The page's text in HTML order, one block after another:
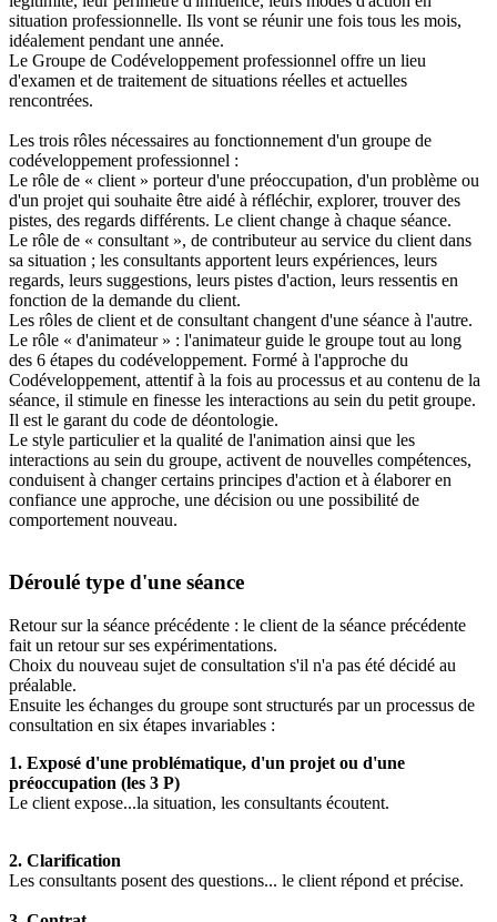
situation professionnelle. Ils vont se réunir une fois tous les mois,
idéalement pendant une année.
Le Groupe de Codéveloppement professionnel offre un lieu
d'examen et de traitement de situations réelles et actuelles
rencontrées.
Les trois rôles nécessaires au fonctionnement d'un groupe de
codéveloppement professionnel :
Le rôle de « client » porteur d'une préoccupation, d'un problème ou
d'un projet qui souhaite être aidé à réfléchir, explorer, trouver des
pistes, des regards différents. Le client change à chaque séance.
Le rôle de « consultant », de contributeur au service du client dans
sa situation ; les consultants apportent leurs expériences, leurs
regards, leurs suggestions, leurs pistes d'action, leurs ressentis en
fonction de la demande du client.
Les rôles de client et de consultant changent d'une séance à l'autre.
Le rôle « d'animateur » : l'animateur guide le groupe tout au long
des 6 étapes du codéveloppement. Formé à l'approche du
Codéveloppement, attentif à la fois au processus et au contenu de la
séance, il stimule en finesse les interactions au sein du petit groupe.
Il est le garant du code de déontologie.
Le style particulier et la qualité de l'animation ainsi que les
interactions au sein du groupe, activent de nouvelles compétences,
conduisent à changer certains principes d'action et à élaborer en
confiance une approche, une décision ou une possibilité de
comportement nouveau.
Déroulé type d'une séance
Retour sur la séance précédente : le client de la séance précédente
fait un retour sur ses expérimentations.
Choix du nouveau sujet de consultation s'il n'a pas été décidé au
préalable.
Ensuite les échanges du groupe sont structurés par un processus de
consultation en six étapes invariables :
1. Exposé d'une problématique, d'un projet ou d'une
préoccupation (les 3 P)
Le client expose...la situation, les consultants écoutent.
2. Clarification
Les consultants posent des questions... le client répond et précise.